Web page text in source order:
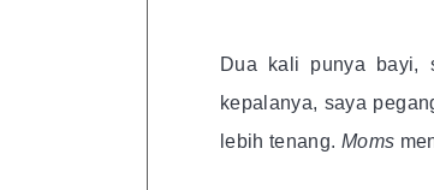
Dua kali punya bayi,
kepalanya, saya
lebih tenang. Moms